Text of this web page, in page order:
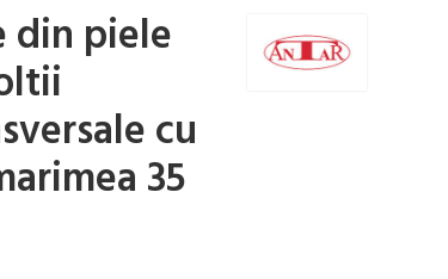
din piele
cu
35